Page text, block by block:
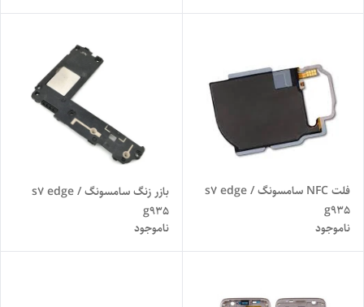
فلت NFC سامسونگ s7 edge /
g935
ناموجود
بازر زنگ سامسونگ s7 edge /
g935
ناموجود